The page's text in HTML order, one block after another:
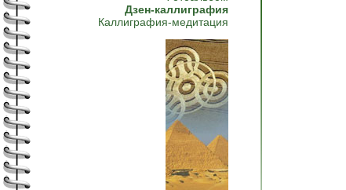
Дзен-каллиграфия
Каллиграфия-медитация